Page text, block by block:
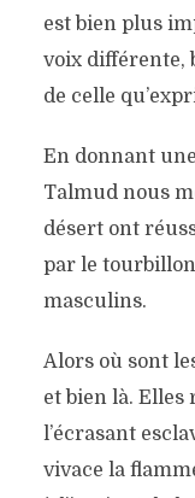
est bien plus
voix différente,
de celle
En donnant
Talmud nous
désert ont
par le
masculins.
Alors où sont
et bien là. Elles
l’écrasant
vivace la